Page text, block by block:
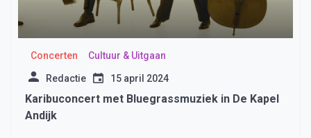
Concerten Cultuur & Uitgaan
Redactie 15 april 2024
Karibuconcert met Bluegrassmuziek in De Kapel
Andijk